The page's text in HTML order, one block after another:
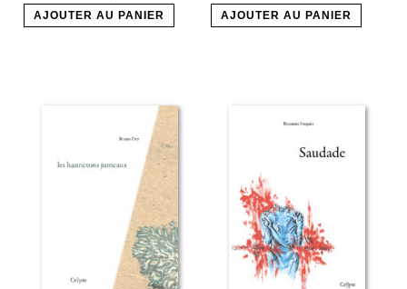
AJOUTER AU PANIER AJOUTER AU PANIER